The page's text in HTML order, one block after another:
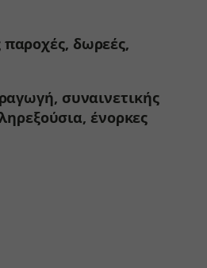
δωρεές,
συναινετικής
ένορκες